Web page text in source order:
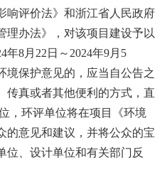
响评价法》和浙江省人民政府
理办法》，对该项目建设予以
年8月 22 日～ 2024年9月 5
境保护意见的，应当自公告之
传真或者其他便利的方式，直
，环评单位将在项目《环境
的意见和建议，并将公众的宝
位、设计单位和有关部门反